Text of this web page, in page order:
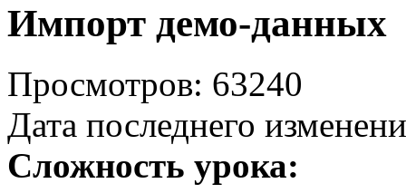
Импорт демо-данных
Просмотров: 63240
Дата последнего
Сложность урока: